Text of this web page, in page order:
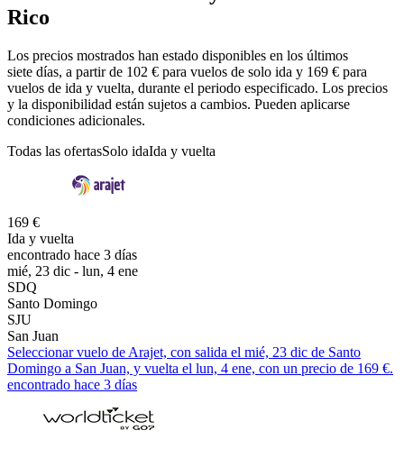
Rico
Los precios mostrados han estado disponibles en los últimos
siete días, a partir de 102 € para vuelos de solo ida y 169 € para
vuelos de ida y vuelta, durante el periodo especificado. Los precios
y la disponibilidad están sujetos a cambios. Pueden aplicarse
condiciones adicionales.
Todas las ofertasSolo idaIda y vuelta
169 €
Ida y vuelta
encontrado hace 3 días
mié, 23 dic - lun, 4 ene
SDQ
Santo Domingo
SJU
San Juan
Seleccionar vuelo de Arajet, con salida el mié, 23 dic de Santo
Domingo a San Juan, y vuelta el lun, 4 ene, con un precio de 169 €.
encontrado hace 3 días